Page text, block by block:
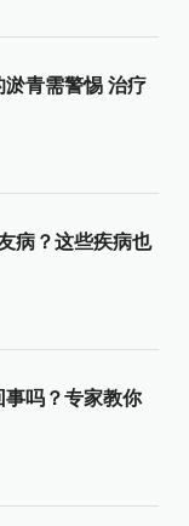
淤青需警惕 治疗
病？这些疾病也
事吗？专家教你